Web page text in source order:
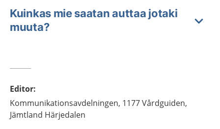
Kuinkas mie saatan auttaa jotaki
muuta?
Editor:
Kommunikationsavdelningen, 1177 Vårdguiden,
Jämtland Härjedalen